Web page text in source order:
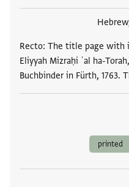
Recto: The title page with
Eliyyah Mizraḥi ʿal ha-
Buchbinder in Fürth, 1763.
printed